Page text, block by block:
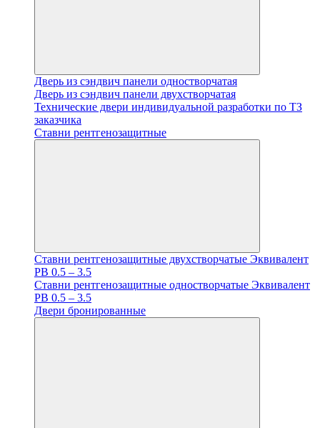
Дверь из сэндвич панели одностворчатая
Дверь из сэндвич панели двухстворчатая
Технические двери индивидуальной разработки по ТЗ
заказчика
Ставни рентгенозащитные
Ставни рентгенозащитные двухстворчатые Эквивалент
PB 0.5 – 3.5
Ставни рентгенозащитные одностворчатые Эквивалент
PB 0.5 – 3.5
Двери бронированные